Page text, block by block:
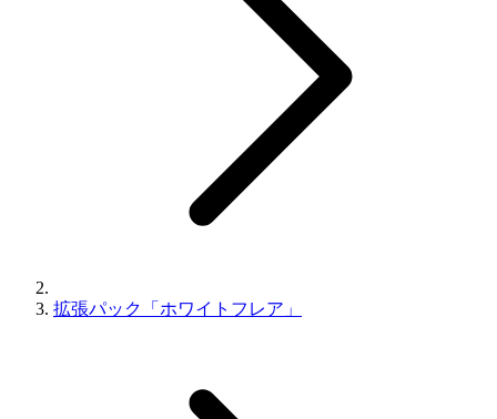
拡張パック「ホワイトフレア」